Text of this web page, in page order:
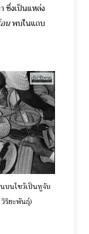
ซึ่งเป็นแหล่ง
นพบในแถบ
นบนไขว้เป็นหูจับ
ริยะพันธุ์)